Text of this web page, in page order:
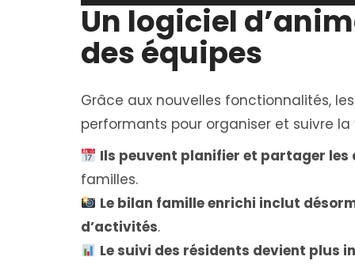
Un logiciel
des équipes
Grâce aux nouvelles fonctionnalités,
performants pour organiser et suivre
Ils peuvent planifier et partager les
familles.
Le bilan famille enrichi inclut
d’activités.
Le suivi des résidents devient plus